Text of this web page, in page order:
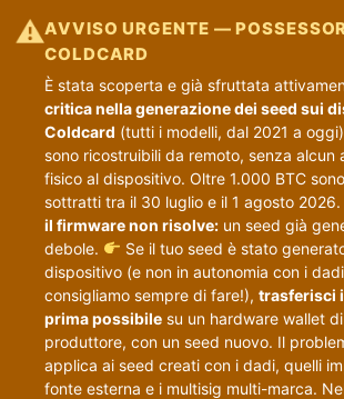
⚠AVVISO URGENTE —
COLDCARD
È stata scoperta e già sfruttata
critica nella generazione dei seed sui
Coldcard (tutti i modelli, dal 2021 a
sono ricostruibili da remoto, senza alcun
fisico al dispositivo. Oltre 1.000 BTC
sottratti tra il 30 luglio e il 1 agosto 2026.
il firmware non risolve: un seed già
debole.
Se il tuo seed è stato
dispositivo (e non in autonomia con i
consigliamo sempre di fare!), trasferisci
prima possibile su un hardware wallet
produttore, con un seed nuovo. Il
applica ai seed creati con i dadi, quelli
fonte esterna e i multisig multi-marca.